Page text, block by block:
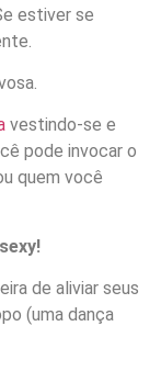
estiver se
vestindo-se e
pode invocar o
quem você
de aliviar seus
(uma dança